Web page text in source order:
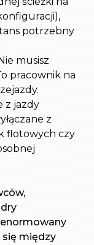
potrzebny
musisz
pracownik na
z jazdy
z
flotowych czy
się między